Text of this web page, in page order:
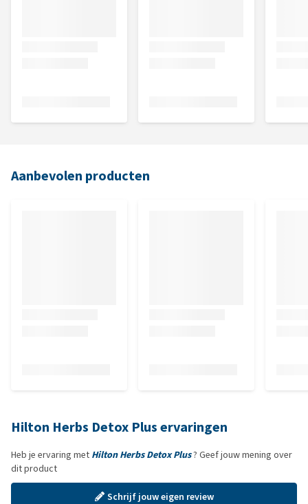
Aanbevolen producten
Hilton Herbs Detox Plus ervaringen
Heb je ervaring met Hilton Herbs Detox Plus? Geef jouw mening over
dit product
Schrijf jouw eigen review